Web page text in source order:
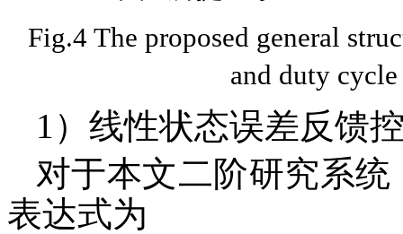
Fig.4 The proposed general
and duty
1）线性状态误差反馈
对于本文二阶研究系
表达式为